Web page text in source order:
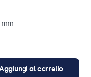
mm
Aggiungi al carrello